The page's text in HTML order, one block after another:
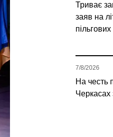
Триває
заяв на
пільгових
На честь
7/8/2026